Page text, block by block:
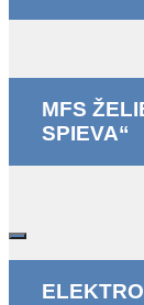
MFS
SPIEVA“